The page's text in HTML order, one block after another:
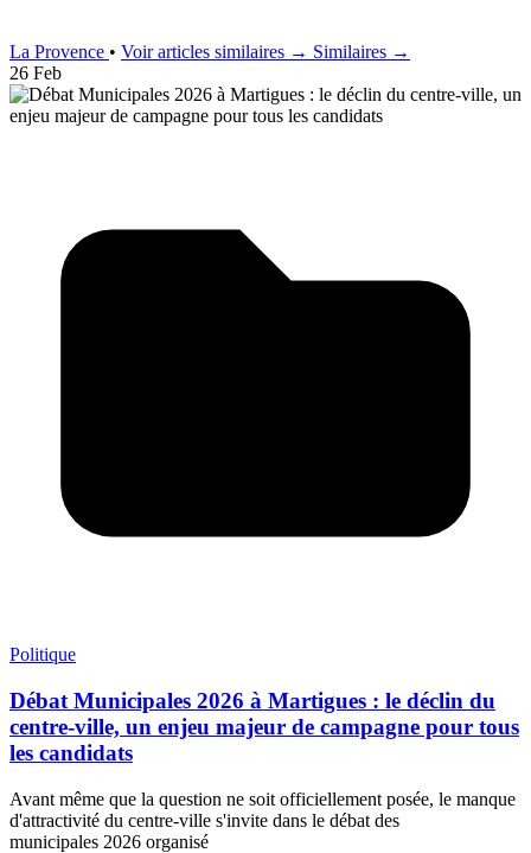
La Provence • Voir articles similaires → Similaires →
26 Feb
Politique
Débat Municipales 2026 à Martigues : le déclin du
centre-ville, un enjeu majeur de campagne pour tous
les candidats
Avant même que la question ne soit officiellement posée, le manque
d'attractivité du centre-ville s'invite dans le débat des
municipales 2026 organisé